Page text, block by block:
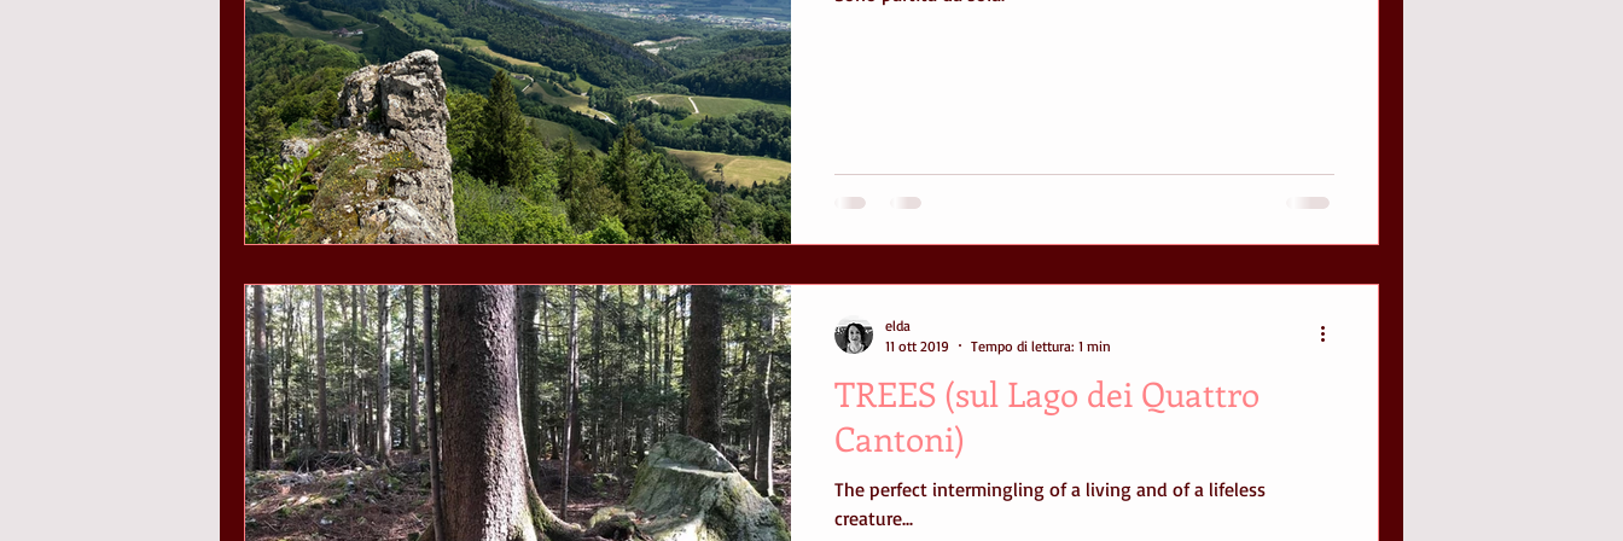
giardini
TREES (sul Lago dei Quattro
Cantoni)
The perfect intermingling of a living and of a lifeless
creature...
elda
11 ott 2019
Tempo di lettura: 1 min